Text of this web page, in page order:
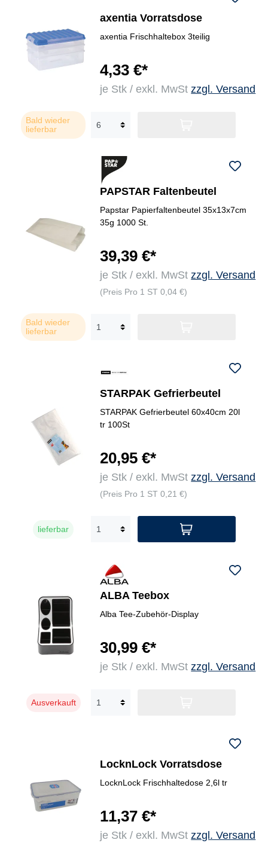
axentia Vorratsdose
axentia Frischhaltebox 3teilig
4,33 €*
je Stk / exkl. MwStzzgl. Versand
Bald wieder
lieferbar
PAPSTAR Faltenbeutel
Papstar Papierfaltenbeutel 35x13x7cm
35g 1000 St.
39,39 €*
je Stk / exkl. MwStzzgl. Versand
(Preis Pro 1 ST 0,04 €)
Bald wieder
lieferbar
STARPAK Gefrierbeutel
STARPAK Gefrierbeutel 60x40cm 20l
tr 100St
20,95 €*
je Stk / exkl. MwStzzgl. Versand
(Preis Pro 1 ST 0,21 €)
lieferbar
ALBA Teebox
Alba Tee-Zubehör-Display
30,99 €*
je Stk / exkl. MwStzzgl. Versand
Ausverkauft
LocknLock Vorratsdose
LocknLock Frischhaltedose 2,6l tr
11,37 €*
je Stk / exkl. MwStzzgl. Versand